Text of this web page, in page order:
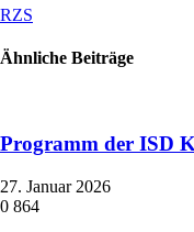
RZS
Ähnliche Beiträge
Programm der ISD
27. Januar 2026
0 864